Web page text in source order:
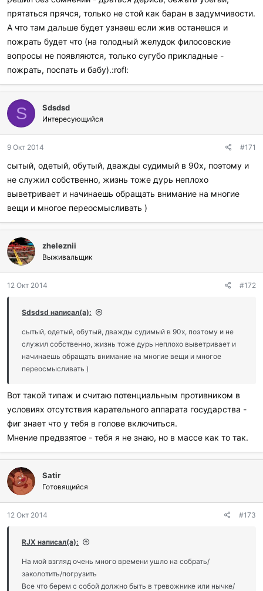
прятаться прячся, только не стой как баран в задумчивости.
А что там дальше будет узнаеш если жив останешся и
пожрать будет что (на голодный желудок филосовские
вопросы не появляются, только сугубо прикладные -
пожрать, поспать и бабу).:rofl:
S Sdsdsd
Интересующийся
9 Окт 2014 #171
сытый, одетый, обутый, дважды судимый в 90х, поэтому и
не служил собственно, жизнь тоже дурь неплохо
выветривает и начинаешь обращать внимание на многие
вещи и многое переосмысливать )
zheleznii
Выживальщик
12 Окт 2014 #172
Sdsdsd написал(а):
сытый, одетый, обутый, дважды судимый в 90х, поэтому и не
служил собственно, жизнь тоже дурь неплохо выветривает и
начинаешь обращать внимание на многие вещи и многое
переосмысливать )
Вот такой типаж и считаю потенциальным противником в
условиях отсутствия карательного аппарата государства -
фиг знает что у тебя в голове включиться.
Мнение предвзятое - тебя я не знаю, но в массе как то так.
Satir
Готовящийся
12 Окт 2014 #173
RJX написал(а):
На мой взгляд очень много времени ушло на собрать/
заколотить/погрузить
Все что берем с собой должно быть в тревожнике или нычке/